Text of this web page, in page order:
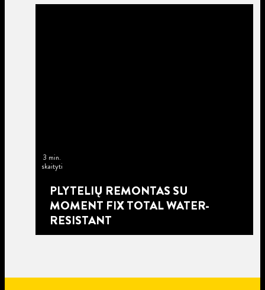
3 min.
skaityti
PLYTELIŲ REMONTAS SU
MOMENT FIX TOTAL WATER-
RESISTANT